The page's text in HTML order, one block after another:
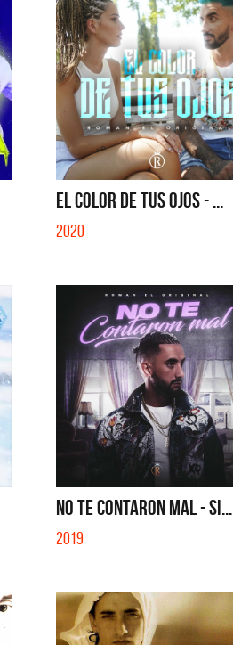
EL COLOR DE TUS OJOS - ...
2020
NO TE CONTARON MAL - SI...
2019